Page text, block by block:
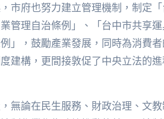
市府也努力建立管理機制，制定
管理自治條例」、「台中市共享
」，鼓勵產業發展，同時為消費
建構，更間接敦促了中央立法的
無論在民生服務、財政治理、文